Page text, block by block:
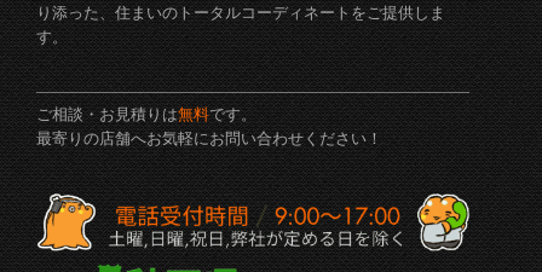
り添った、住まいのトータルコーディネートをご提供しま
す。
ご相談・お見積りは無料です。
最寄りの店舗へお気軽にお問い合わせください！